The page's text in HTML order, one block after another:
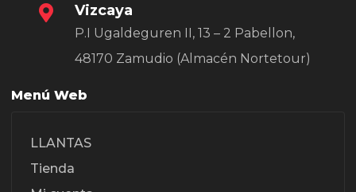
Vizcaya
P.I Ugaldeguren II, 13 – 2 Pabellon,
48170 Zamudio (Almacén Nortetour)
Menú Web
LLANTAS
Tienda